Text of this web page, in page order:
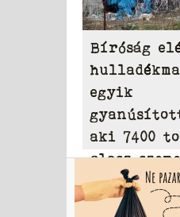
Bíróság
egyik
aki 7400
olasz
hordott